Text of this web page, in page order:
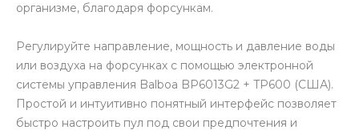
организме, благодаря форсункам.
Регулируйте направление, мощность и давление воды
или воздуха на форсунках с помощью электронной
системы управления Balboa BP6013G2 + TP600 (США).
Простой и интуитивно понятный интерфейс позволяет
быстро настроить пул под свои предпочтения и